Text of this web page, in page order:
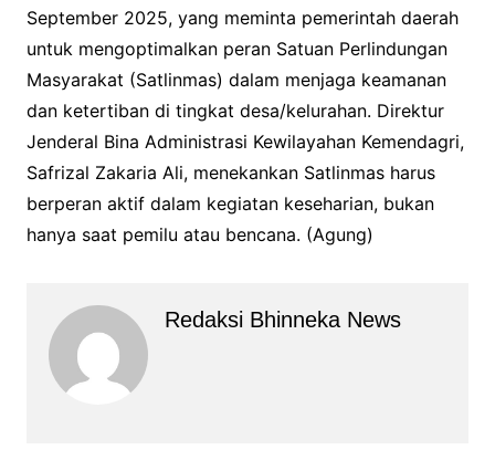
September 2025, yang meminta pemerintah daerah
untuk mengoptimalkan peran Satuan Perlindungan
Masyarakat (Satlinmas) dalam menjaga keamanan
dan ketertiban di tingkat desa/kelurahan. Direktur
Jenderal Bina Administrasi Kewilayahan Kemendagri,
Safrizal Zakaria Ali, menekankan Satlinmas harus
berperan aktif dalam kegiatan keseharian, bukan
hanya saat pemilu atau bencana. (Agung)
Redaksi Bhinneka News